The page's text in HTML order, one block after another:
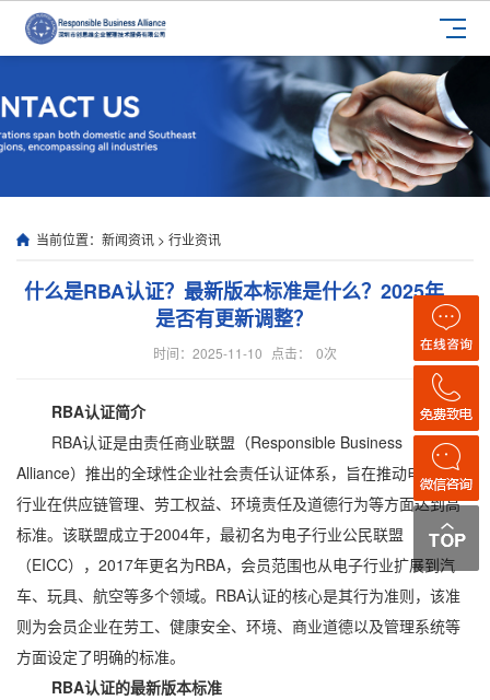
当前位置： 新闻资讯 > 行业资讯
什么是RBA认证？最新版本标准是什么？2025年
是否有更新调整？
时间：2025-11-10 点击： 0次
RBA认证简介
RBA认证是由责任商业联盟（Responsible Business
Alliance）推出的全球性企业社会责任认证体系，旨在推动电子制造
行业在供应链管理、劳工权益、环境责任及道德行为等方面达到高
标准。该联盟成立于2004年，最初名为电子行业公民联盟
（EICC），2017年更名为RBA，会员范围也从电子行业扩展到汽
车、玩具、航空等多个领域。RBA认证的核心是其行为准则，该准
则为会员企业在劳工、健康安全、环境、商业道德以及管理系统等
方面设定了明确的标准。
RBA认证的最新版本标准